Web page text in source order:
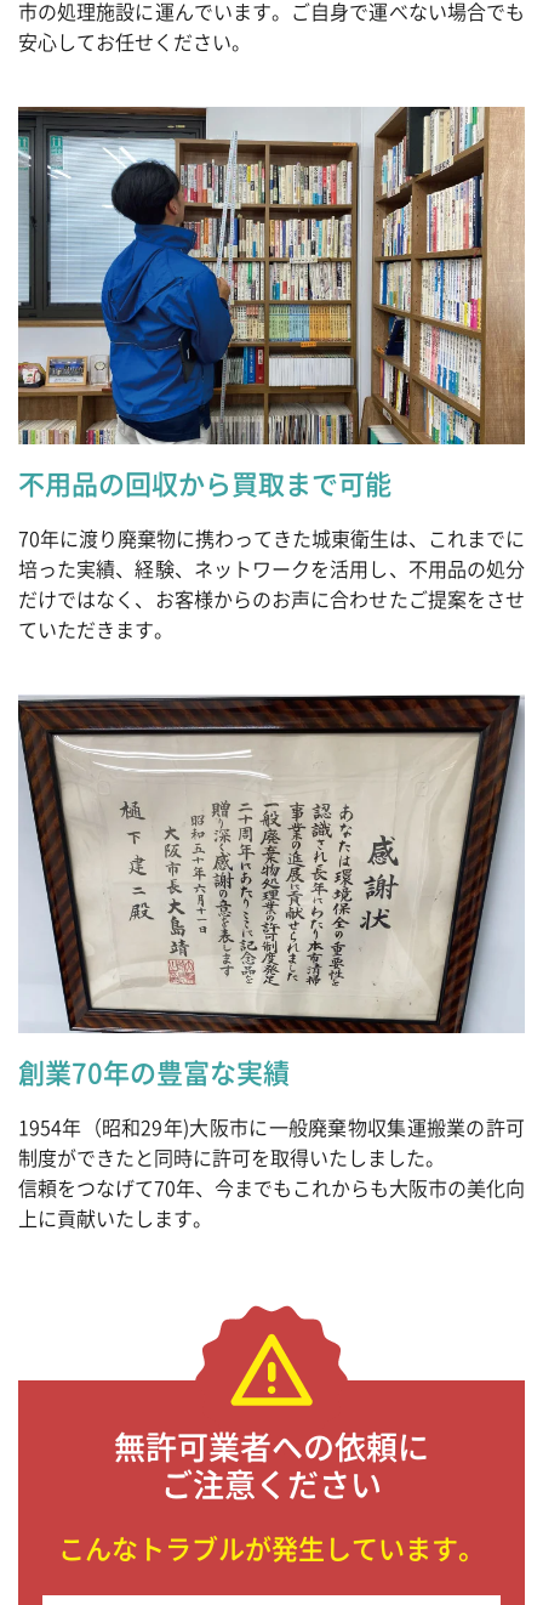
市の処理施設に運んでいます。ご自身で運べない場合でも
安心してお任せください。
不用品の回収から買取まで可能
70年に渡り廃棄物に携わってきた城東衛生は、これまでに
培った実績、経験、ネットワークを活用し、不用品の処分
だけではなく、お客様からのお声に合わせたご提案をさせ
ていただきます。
創業70年の豊富な実績
1954年（昭和29年)大阪市に一般廃棄物収集運搬業の許可
制度ができたと同時に許可を取得いたしました。
信頼をつなげて70年、今までもこれからも大阪市の美化向
上に貢献いたします。
無許可業者への依頼に
ご注意ください
こんなトラブルが発生しています。